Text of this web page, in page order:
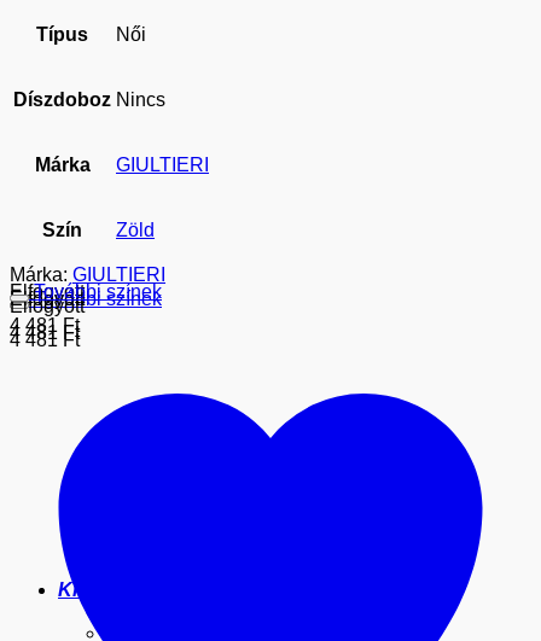
Kiegészítők
Típus Női
Díszdoboz Nincs
Márka GIULTIERI
Szín Zöld
Márka: GIULTIERI
További színek
4 481 Ft
4 481 Ft
4 481 Ft
Elfogyott
Elfogyott
Elfogyott
További színek